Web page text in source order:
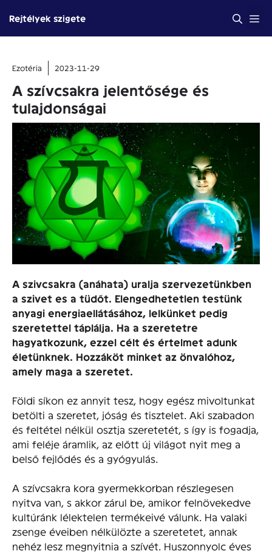
tartalomba
Rejtélyek szigete
Ezotéria 2023-11-29
A szívcsakra jelentősége és
tulajdonságai
A szivcsakra (anáhata) uralja szervezetünkben
a szivet es a tüdőt. Elengedhetetlen testünk
anyagi energiaellátásához, lelkünket pedig
szeretettel táplálja. Ha a szeretetre
hagyatkozunk, ezzel célt és értelmet adunk
életünknek. Hozzáköt minket az önvalóhoz,
amely maga a szeretet.
Földi síkon ez annyit tesz, hogy egész mivoltunkat
betölti a szeretet, jóság és tisztelet. Aki szabadon
és feltétel nélkül osztja szeretetét, s így is fogadja,
ami feléje áramlik, az előtt új világot nyit meg a
belső fejlődés és a gyógyulás.
A szívcsakra kora gyermekkorban részlegesen
nyitva van, s akkor zárul be, amikor felnövekedve
kultúránk lélektelen termékeivé válunk. Ha valaki
zsenge éveiben nélkülözte a szeretetet, annak
nehéz lesz megnyitnia a szívét. Huszonnyolc éves